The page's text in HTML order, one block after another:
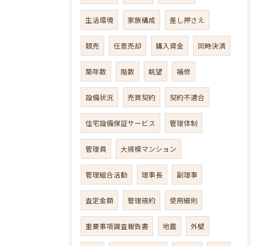
生活環境 家族構成 差し押さえ
競売 任意売却 購入資金 同時決済
築年数 階数 眺望 補修
設備状況 売買契約 契約不適合
住宅設備保証サービス 管理体制
管理員 大規模マンション
管理組合活動 理事長 副理事
査定金額 管理規約 使用細則
重要事項調査報告書 地震 外壁